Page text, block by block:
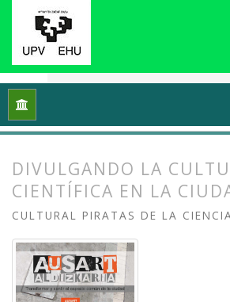
Inicio
DIVULGANDO LA
CIENTÍFICA EN LA
CULTURAL PIRATAS DE LA